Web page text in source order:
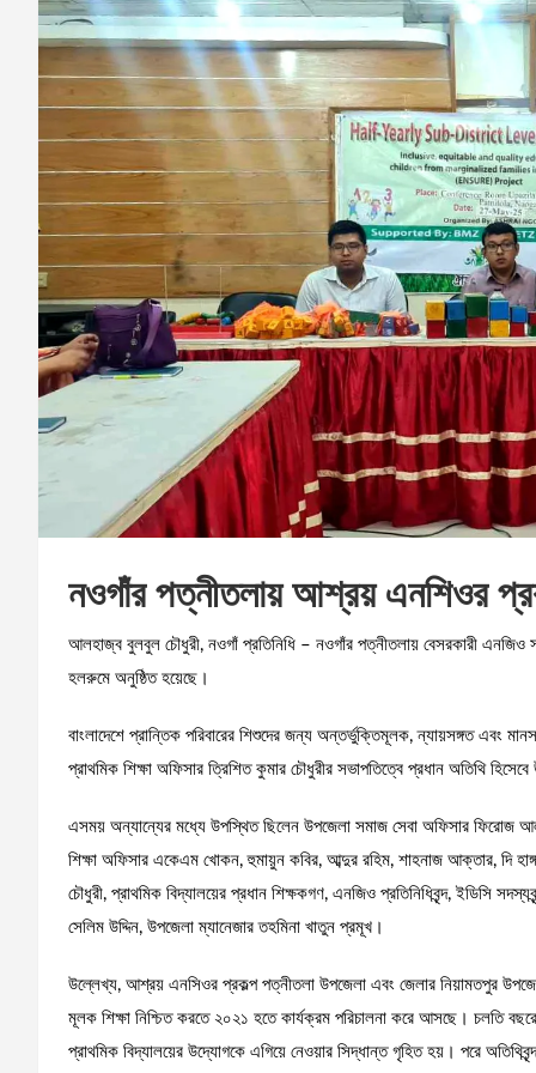
নওগাঁর পত্নীতলায় আশ্রয় এনশিওর
আলহাজ্ব বুলবুল চৌধুরী, নওগাঁ প্রতিনিধি – নওগাঁর পত্নীতলায় বেসরকারী এনজিও
হলরুমে অনুষ্ঠিত হয়েছে।
বাংলাদেশে প্রান্তিক পরিবারের শিশুদের জন্য অন্তর্ভুক্তিমূলক, ন্যায়সঙ্গত এবং
প্রাথমিক শিক্ষা অফিসার ত্রিশিত কুমার চৌধুরীর সভাপতিত্বে প্রধান অতিথি
এসময় অন্যান্যের মধ্যে উপস্থিত ছিলেন উপজেলা সমাজ সেবা অফিসার ফিরোজ
শিক্ষা অফিসার একেএম খোকন, হুমায়ুন কবির, আব্দুর রহিম, শাহনাজ আক্তার, দি
চৌধুরী, প্রাথমিক বিদ্যালয়ের প্রধান শিক্ষকগণ, এনজিও প্রতিনিধিবৃন্দ, ইডিসি
সেলিম উদ্দিন, উপজেলা ম্যানেজার তহমিনা খাতুন প্রমূখ।
উল্লেখ্য, আশ্রয় এনসিওর প্রকল্প পত্নীতলা উপজেলা এবং জেলার নিয়ামতপুর
মূলক শিক্ষা নিশ্চিত করতে ২০২১ হতে কার্যক্রম পরিচালনা করে আসছে। চলতি
প্রাথমিক বিদ্যালয়ের উদ্যোগকে এগিয়ে নেওয়ার সিদ্ধান্ত গৃহিত হয়। পরে